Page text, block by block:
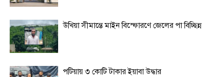
উখিয়া সীমান্তে মাইন বিস্ফোরণে জেলের পা বিচ্ছিন্ন
পটিয়ায় ৩ কোটি টাকার ইয়াবা উদ্ধার